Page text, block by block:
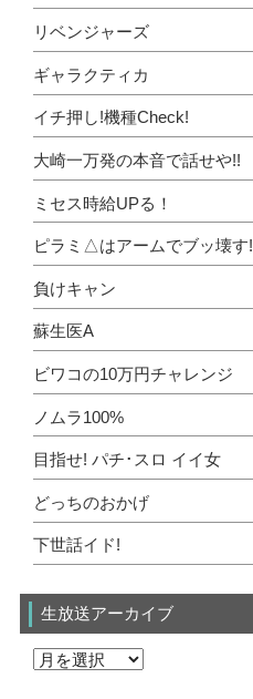
リベンジャーズ
ギャラクティカ
イチ押し!機種Check!
大崎一万発の本音で話せや!!
ミセス時給UPる！
ピラミ△はアームでブッ壊す!
負けキャン
蘇生医A
ビワコの10万円チャレンジ
ノムラ100%
目指せ! パチ･スロ イイ女
どっちのおかげ
下世話イド!
生放送アーカイブ